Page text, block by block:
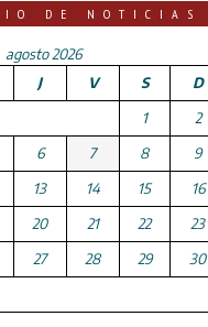
DE NOTICIAS
agosto 2026
J V S
D
1
2
6 7 8
9
13 14 15
16
20 21 22
23
27 28 29
30